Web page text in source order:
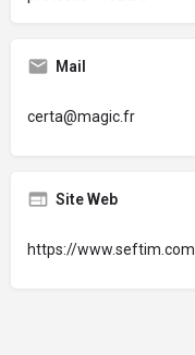
Mail
certa@magic.fr
Site Web
https://www.seftim.com